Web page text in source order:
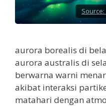
Source:
aurora borealis di
aurora australis di
berwarna warni
akibat interaksi
matahari dengan